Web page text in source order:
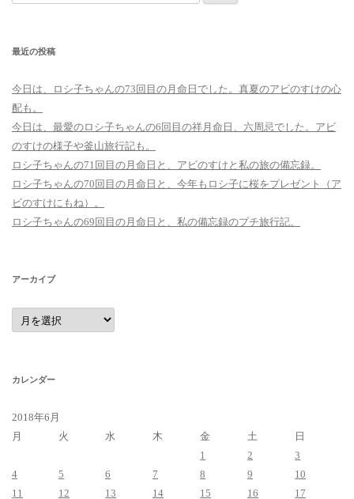
索:
最近の投稿
今日は、ロシ子ちゃんの73回目の月命日でした。真夏のアビのすけの心
配も。
今日は、最愛のロシ子ちゃんの6回目の祥月命日、六周忌でした。アビ
のすけの様子や釜山旅行記も。
ロシ子ちゃんの71回目の月命日と、アビのすけと私の旅の備忘録。
ロシ子ちゃんの70回目の月命日と、今年もロシ子に桜をプレゼント（ア
ビのすけにもね）。
ロシ子ちゃんの69回目の月命日と、私の備忘録のプチ旅行記。
アーカイブ
ア
ー
カ
カレンダー
2018年6月
月
火 水 木 金 土
日
1
2
3
4
5 6 7 8 9
10
11
12 13 14 15 16
17